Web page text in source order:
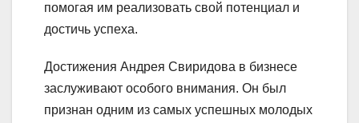
помогая им реализовать свой потенциал и
достичь успеха.
Достижения Андрея Свиридова в бизнесе
заслуживают особого внимания. Он был
признан одним из самых успешных молодых